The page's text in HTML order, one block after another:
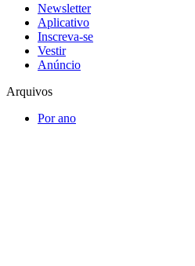
Newsletter
Aplicativo
Inscreva-se
Vestir
Anúncio
Arquivos
Por ano